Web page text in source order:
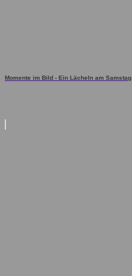
Momente im Bild - Ein Lächeln am Samstag